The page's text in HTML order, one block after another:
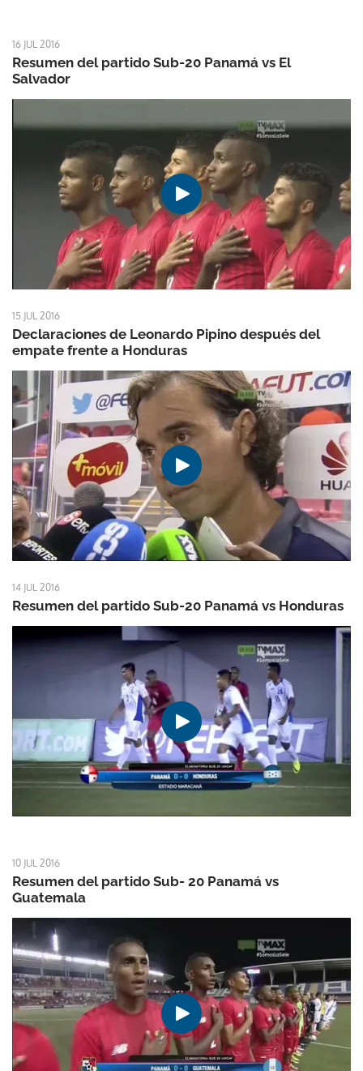
16 JUL 2016
Resumen del partido Sub-20 Panamá vs El
Salvador
15 JUL 2016
Declaraciones de Leonardo Pipino después del
empate frente a Honduras
14 JUL 2016
Resumen del partido Sub-20 Panamá vs Honduras
10 JUL 2016
Resumen del partido Sub- 20 Panamá vs
Guatemala